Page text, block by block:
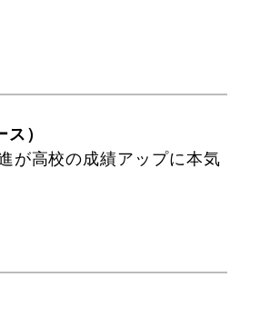
）
が高校の成績アップに本気